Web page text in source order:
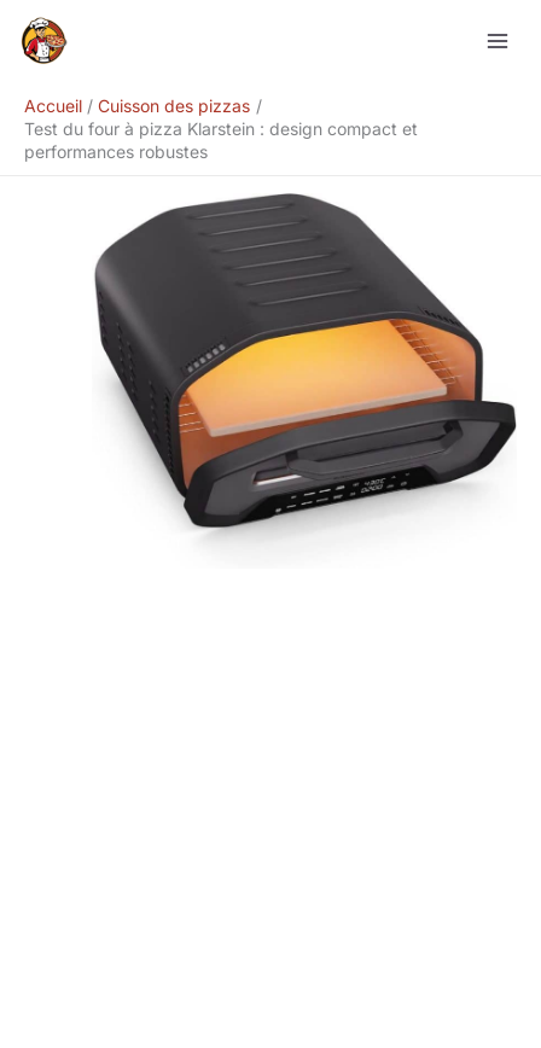
Accueil
Cuisson des pizzas
Test du four à pizza Klarstein : design compact et
performances robustes
Rechercher